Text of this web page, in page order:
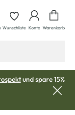
Wunschliste Konto Warenkorb
und spare 15%